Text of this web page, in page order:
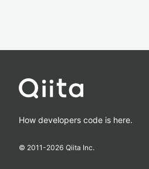
How developers code is here.
© 2011-2026 Qiita Inc.